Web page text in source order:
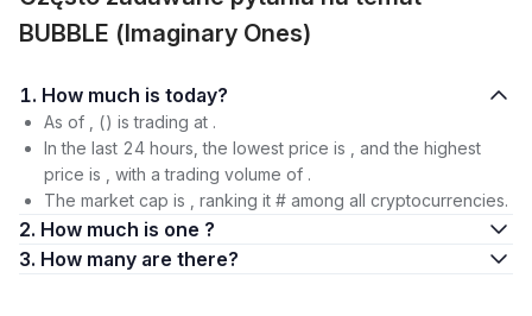
BUBBLE (Imaginary Ones)
1. How much is today?
As of , () is trading at .
In the last 24 hours, the lowest price is , and the highest
price is , with a trading volume of .
The market cap is , ranking it # among all cryptocurrencies.
2. How much is one ?
3. How many are there?